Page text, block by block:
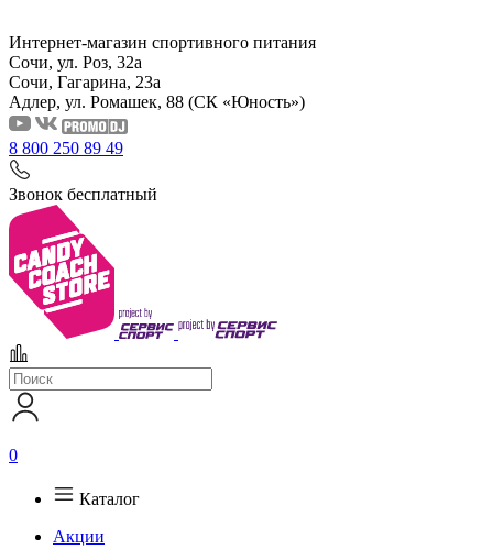
Интернет-магазин спортивного питания
Сочи, ул. Роз, 32а
Сочи, Гагарина, 23а
Адлер, ул. Ромашек, 88 (СК «Юность»)
8 800 250 89 49
Звонок бесплатный
0
Каталог
Акции